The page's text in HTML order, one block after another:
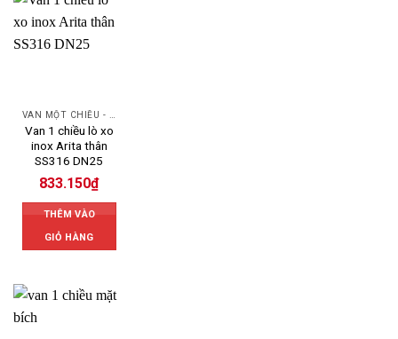
Van 1 chiều lò xo
inox Arita thân
SS316 DN25
833.150₫
THÊM VÀO
GIỎ HÀNG